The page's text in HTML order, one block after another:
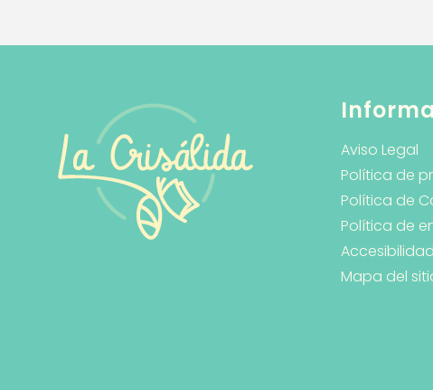
Aviso Legal
Política de
Política de
Política de
Accesibilidad
Mapa del